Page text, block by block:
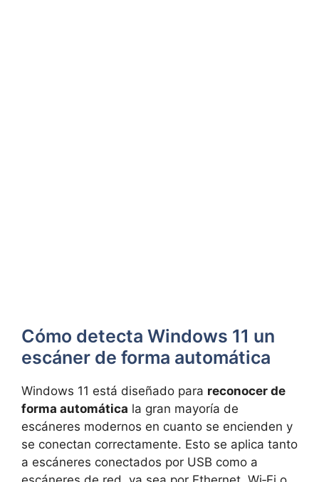
Cómo detecta Windows 11 un
escáner de forma automática
Windows 11 está diseñado para reconocer de
forma automática la gran mayoría de
escáneres modernos en cuanto se encienden y
se conectan correctamente. Esto se aplica tanto
a escáneres conectados por USB como a